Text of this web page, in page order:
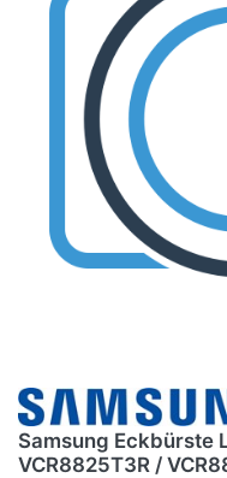
Samsung Eckbürste
VCR8825T3R /